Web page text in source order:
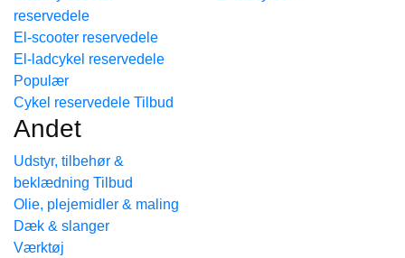
reservedele
El-scooter reservedele
El-ladcykel reservedele
Cykel reservedele
Andet
Udstyr, tilbehør &
beklædning
Olie, plejemidler & maling
Dæk & slanger
Værktøj